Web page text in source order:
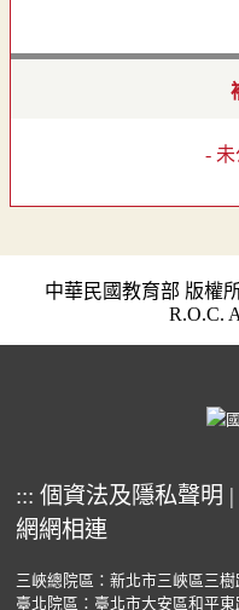
-
中華民國教育部 版權
R.O.C.
::: 個資法及隱私聲明 |
網網相連
三峽總院區：新北市三峽區三樹
臺北院區：臺北市大安區和平